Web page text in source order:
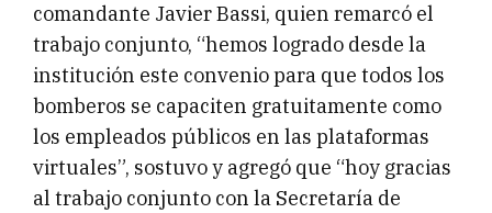
comandante Javier Bassi, quien remarcó el
trabajo conjunto, “hemos logrado desde la
institución este convenio para que todos los
bomberos se capaciten gratuitamente como
los empleados públicos en las plataformas
virtuales”, sostuvo y agregó que “hoy gracias
al trabajo conjunto con la Secretaría de